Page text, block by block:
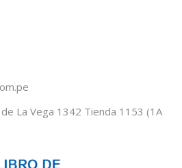
La Vega 1342 Tienda 1153 (1A